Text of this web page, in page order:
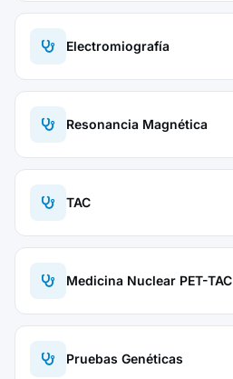
Electromiografía
Resonancia Magnética
TAC
Medicina Nuclear PET-TAC
Pruebas Genéticas